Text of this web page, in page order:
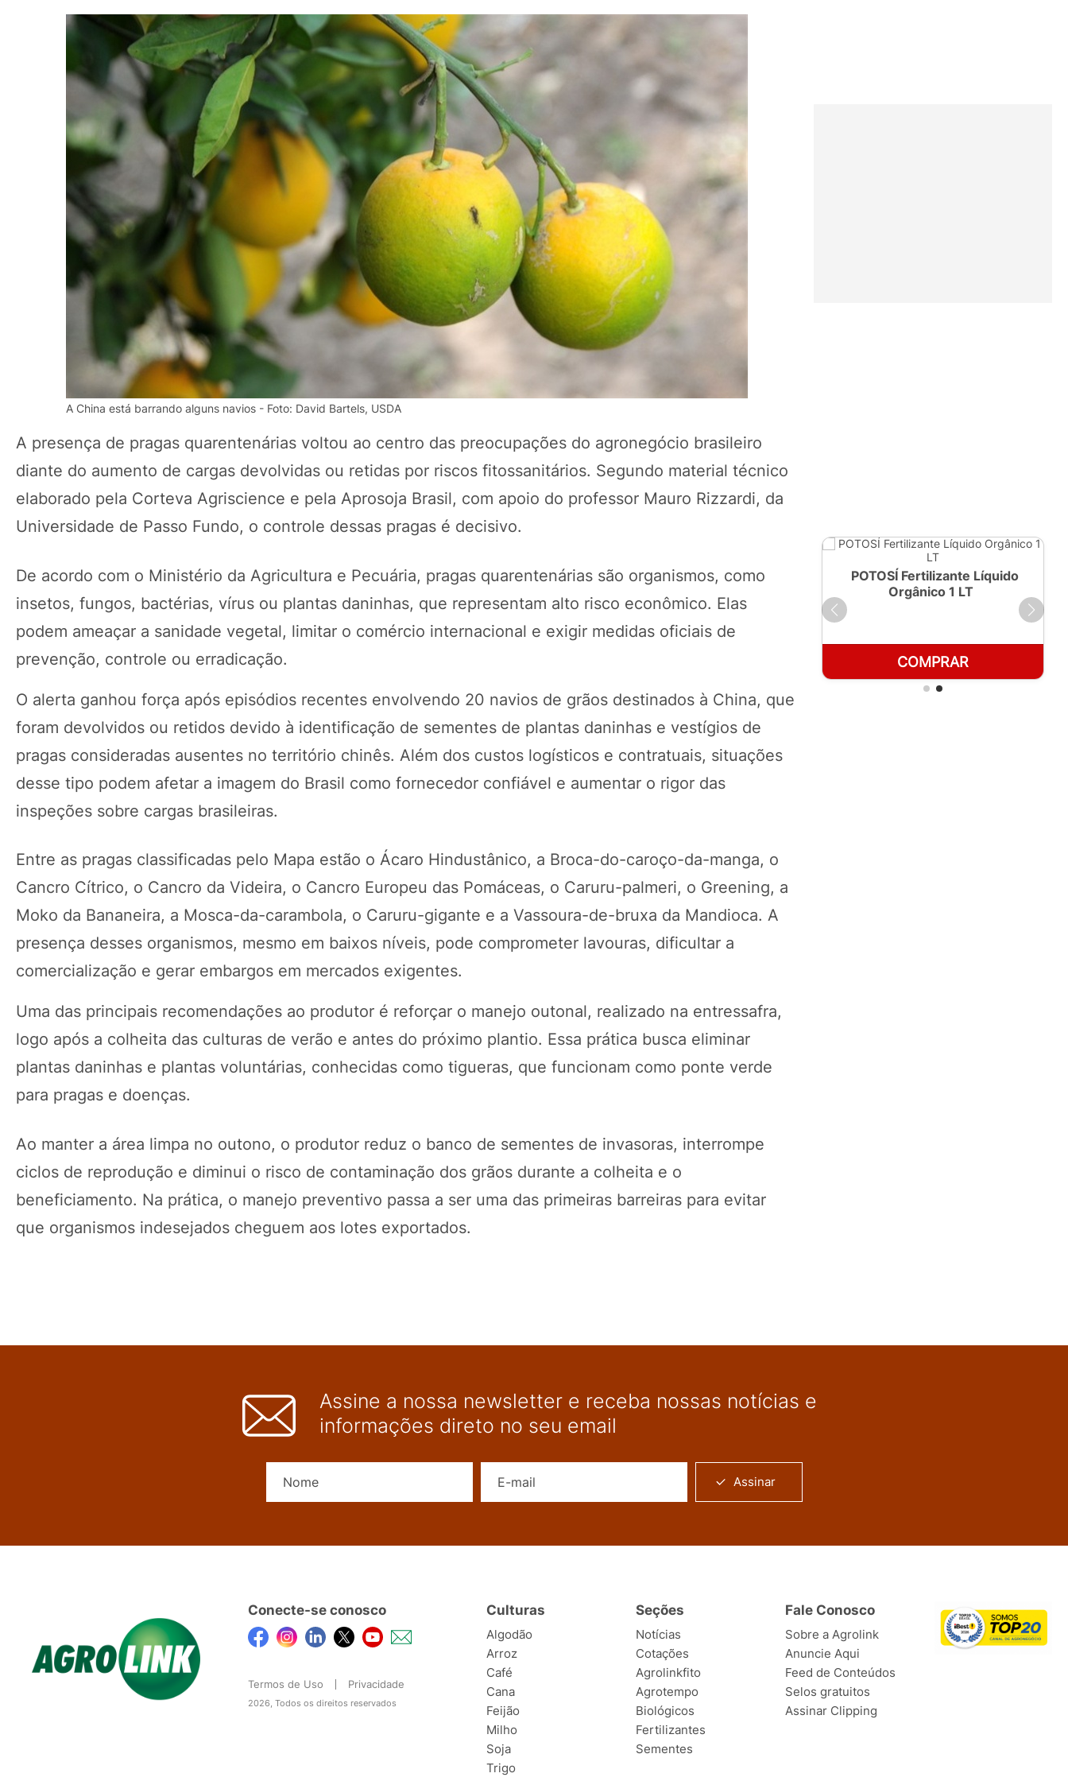
A China está barrando alguns navios - Foto: David Bartels, USDA
A presença de pragas quarentenárias voltou ao centro das preocupações do agronegócio brasileiro
diante do aumento de cargas devolvidas ou retidas por riscos fitossanitários. Segundo material técnico
elaborado pela Corteva Agriscience e pela Aprosoja Brasil, com apoio do professor Mauro Rizzardi, da
Universidade de Passo Fundo, o controle dessas pragas é decisivo.
De acordo com o Ministério da Agricultura e Pecuária, pragas quarentenárias são organismos, como
insetos, fungos, bactérias, vírus ou plantas daninhas, que representam alto risco econômico. Elas
podem ameaçar a sanidade vegetal, limitar o comércio internacional e exigir medidas oficiais de
prevenção, controle ou erradicação.
O alerta ganhou força após episódios recentes envolvendo 20 navios de grãos destinados à China, que
foram devolvidos ou retidos devido à identificação de sementes de plantas daninhas e vestígios de
pragas consideradas ausentes no território chinês. Além dos custos logísticos e contratuais, situações
desse tipo podem afetar a imagem do Brasil como fornecedor confiável e aumentar o rigor das
inspeções sobre cargas brasileiras.
Entre as pragas classificadas pelo Mapa estão o Ácaro Hindustânico, a Broca-do-caroço-da-manga, o
Cancro Cítrico, o Cancro da Videira, o Cancro Europeu das Pomáceas, o Caruru-palmeri, o Greening, a
Moko da Bananeira, a Mosca-da-carambola, o Caruru-gigante e a Vassoura-de-bruxa da Mandioca. A
presença desses organismos, mesmo em baixos níveis, pode comprometer lavouras, dificultar a
comercialização e gerar embargos em mercados exigentes.
Uma das principais recomendações ao produtor é reforçar o manejo outonal, realizado na entressafra,
logo após a colheita das culturas de verão e antes do próximo plantio. Essa prática busca eliminar
plantas daninhas e plantas voluntárias, conhecidas como tigueras, que funcionam como ponte verde
para pragas e doenças.
Ao manter a área limpa no outono, o produtor reduz o banco de sementes de invasoras, interrompe
ciclos de reprodução e diminui o risco de contaminação dos grãos durante a colheita e o
beneficiamento. Na prática, o manejo preventivo passa a ser uma das primeiras barreiras para evitar
que organismos indesejados cheguem aos lotes exportados.
POTOSÍ Fertilizante Líquido
POTOSÍ Fertilizante Líquido
Orgânico 1 LT
COMPRAR
Assine a nossa newsletter e receba nossas notícias e
informações direto no seu email
Assinar
Conecte-se conosco
Termos de Uso Privacidade
2026, Todos os direitos reservados
Culturas
Algodão
Arroz
Café
Cana
Feijão
Milho
Soja
Trigo
Seções
Notícias
Cotações
Agrolinkfito
Agrotempo
Biológicos
Fertilizantes
Sementes
Fale Conosco
Sobre a Agrolink
Anuncie Aqui
Feed de Conteúdos
Selos gratuitos
Assinar Clipping